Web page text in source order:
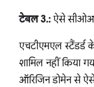
टेबल 3.: ऐसे
एचटीएमएल स्टैंडर्ड
शामिल नहीं किया
ऑरिजिन डोमेन से